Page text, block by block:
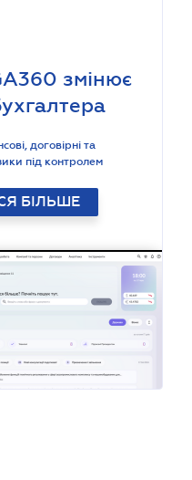
змінює
договірні та
під контролем
БІЛЬШЕ